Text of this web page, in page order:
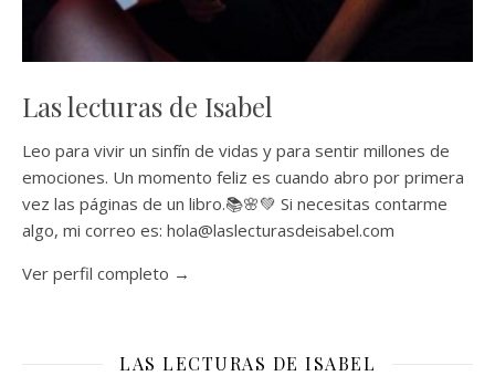
Las lecturas de Isabel
Leo para vivir un sinfín de vidas y para sentir millones de
emociones. Un momento feliz es cuando abro por primera
vez las páginas de un libro.📚🌸💚 Si necesitas contarme
algo, mi correo es: hola@laslecturasdeisabel.com
Ver perfil completo →
LAS LECTURAS DE ISABEL